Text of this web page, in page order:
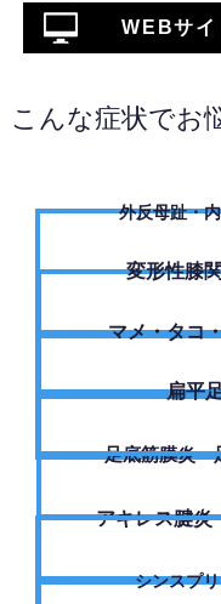
WEBサイ
こんな症状でお
外反母趾・
変形性膝
マメ・タコ
扁平
足底筋膜炎・
アキレス腱炎
シンスプ